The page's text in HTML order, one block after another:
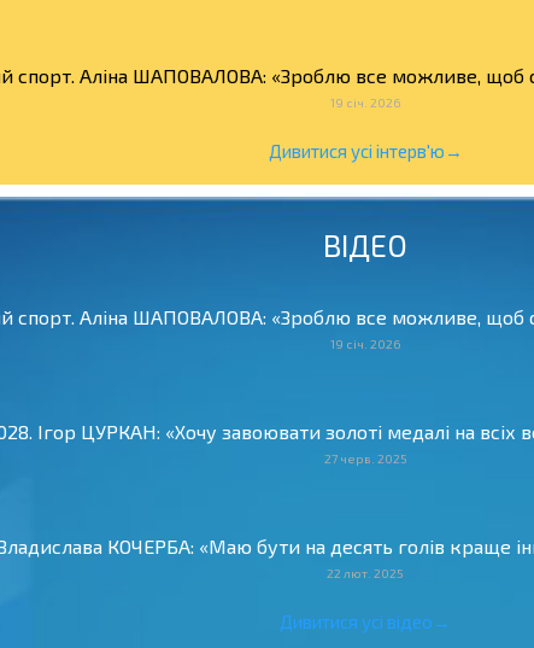
спорт. Аліна ШАПОВАЛОВА: «Зроблю все можливе, щоб
19 січ. 2026
Дивитися усі інтерв'ю→
ВІДЕО
спорт. Аліна ШАПОВАЛОВА: «Зроблю все можливе, щоб
19 січ. 2026
Ігор ЦУРКАН: «Хочу завоювати золоті медалі на
27 черв. 2025
Владислава КОЧЕРБА: «Маю бути на десять голів краще
22 лют. 2025
Дивитися усі відео→